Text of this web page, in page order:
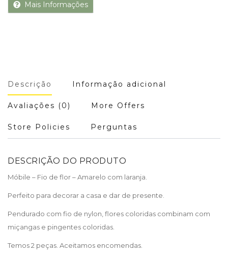
Mais Informações
Descrição Informação adicional
Avaliações (0) More Offers
Store Policies Perguntas
DESCRIÇÃO DO PRODUTO
Móbile – Fio de flor – Amarelo com laranja.
Perfeito para decorar a casa e dar de presente.
Pendurado com fio de nylon, flores coloridas combinam com
miçangas e pingentes coloridas.
Temos 2 peças. Aceitamos encomendas.